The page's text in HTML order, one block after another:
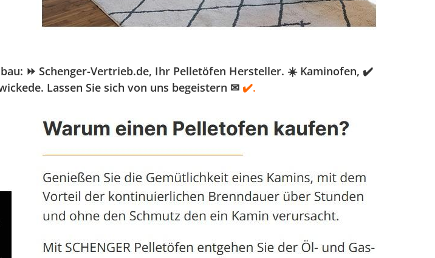
⏩ Schenger-Vertrieb.de, Ihr Pelletöfen Hersteller. ☀️ Kaminofen, ✔️
Lassen Sie sich von uns begeistern ✉ ✔️.